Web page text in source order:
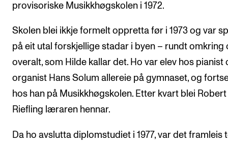
Gjennomføre konserter og arrangementer
Markedsføring, program og plakat
Konsertopptak
provisoriske Musikkhøgskolen i 1972.
Skolen blei ikkje formelt oppretta før i 1973 og var
på eit utal forskjellige stadar i byen – rundt omkring
overalt, som Hilde kallar det. Ho var elev hos pianist
organist Hans Solum allereie på gymnaset, og
hos han på Musikkhøgskolen. Etter kvart blei Robert
Riefling læraren hennar.
Da ho avslutta diplomstudiet i 1977, var det framleis